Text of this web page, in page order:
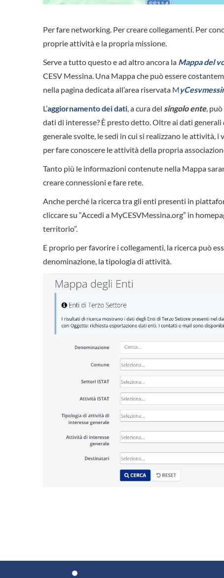
Per fare networking. Per creare collegamenti. Per
proprie attività e la propria missione.
Serve a tutto questo e ad altro ancora la Mappa del
CESV Messina. Una Mappa che può essere
nella pagina dedicata all’area riservata M
L’aggiornamento dei dati, a cura del singolo ente,
dati di interesse? È presto detto. Oltre ai dati
generale svolte, le sedi in cui si realizzano le
per fare conoscere le attività della propria
Tanto più le informazioni contenute nella Mappa
creare connessioni e fare rete.
Anche perché la ricerca tra gli enti presenti in
cliccare su “Accedi a MyCESVMessina.org” in
territorio”.
E proprio per favorire i collegamenti, la ricerca può
denominazione, la tipologia di attività.